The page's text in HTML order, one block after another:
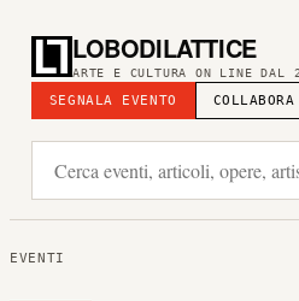
LOBODILATTICE
ARTE E CULTURA ON LINE DAL
SEGNALA EVENTO COLLABORA
EVENTI